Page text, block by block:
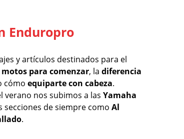
Enduropro
y artículos destinados para el
motos para comenzar, la diferencia
cómo equiparte con cabeza.
verano nos subimos a las Yamaha
secciones de siempre como Al
.